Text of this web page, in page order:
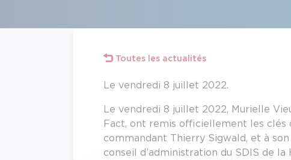
Toutes les actualités
Le vendredi 8 juillet 2022.
Le vendredi 8 juillet 2022, Murielle
Fact, ont remis officiellement les clés
commandant Thierry Sigwald, et à
conseil d’administration du SDIS de